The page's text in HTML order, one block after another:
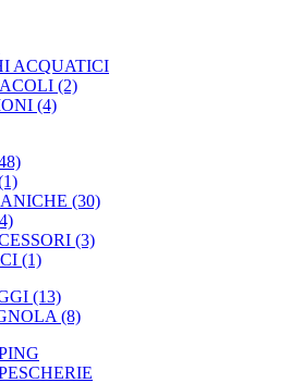
ACQUATICI
(2)
(4)
(30)
(3)
(1)
(13)
(8)